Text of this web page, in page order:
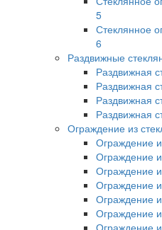
5
Стеклянное
6
Раздвижные
Раздвижная
Раздвижная
Раздвижная
Раздвижная
Ограждение из
Ограждение
Ограждение
Ограждение
Ограждение
Ограждение
Ограждение